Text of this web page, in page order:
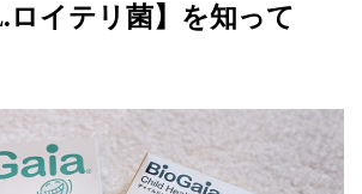
ロイテリ菌】を知って